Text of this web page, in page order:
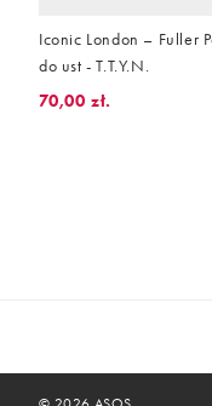
Iconic London – Fuller
do ust - T.T.Y.N.
70,00 zł.